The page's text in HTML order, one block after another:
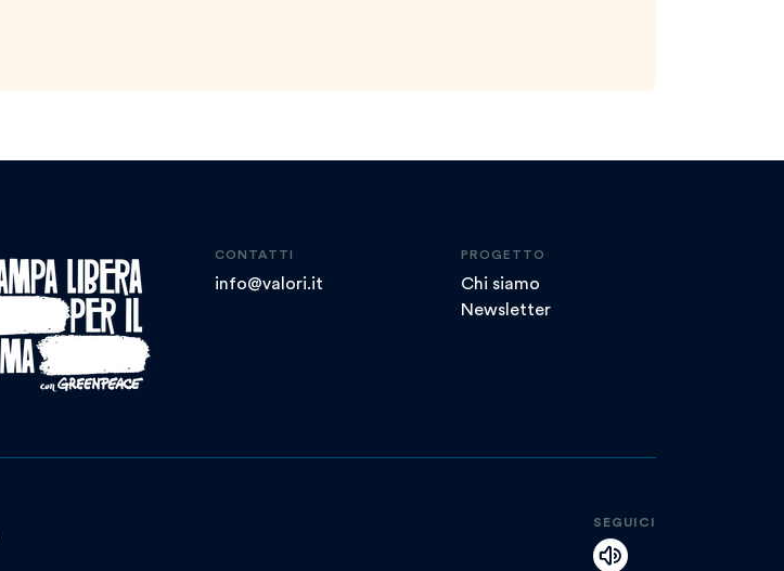
CONTATTI
info@valori.it
PROGETTO
Chi siamo
Newsletter
SEGUICI